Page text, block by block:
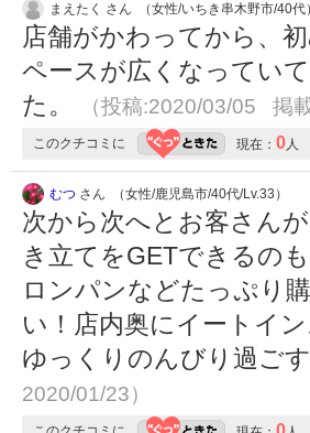
まえたく さん （女性/いちき串木野市/40代）
店舗がかわってから、
ペースが広くなってい
た。
（投稿:2020/03/05 掲
このクチコミに 現在： 0人
むつ さん （女性/鹿児島市/40代/Lv.33）
次から次へとお客さん
き立てをGETできるの
ロンパンなどたっぷり
い！店内奥にイートイ
ゆっくりのんびり過ご
2020/01/23）